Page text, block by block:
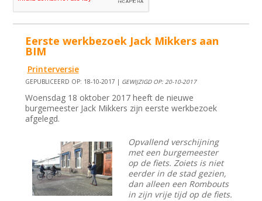
Eerste werkbezoek Jack Mikkers aan
BIM
Printerversie
GEPUBLICEERD OP: 18-10-2017 | GEWIJZIGD OP: 20-10-2017
Woensdag 18 oktober 2017 heeft de nieuwe
burgemeester Jack Mikkers zijn eerste werkbezoek
afgelegd.
Opvallend verschijning
met een burgemeester
op de fiets. Zoiets is niet
eerder in de stad gezien,
dan alleen een Rombouts
in zijn vrije tijd op de fiets.